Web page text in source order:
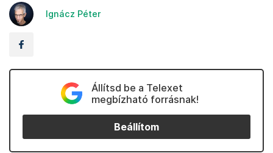
Ignácz Péter
Állítsd be a Telexet
megbízható forrásnak!
Beállítom